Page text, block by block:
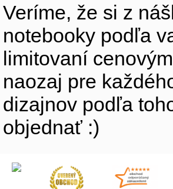
Veríme, že si z
notebooky podľa
limitovaní
naozaj pre
dizajnov podľa
objednať :)